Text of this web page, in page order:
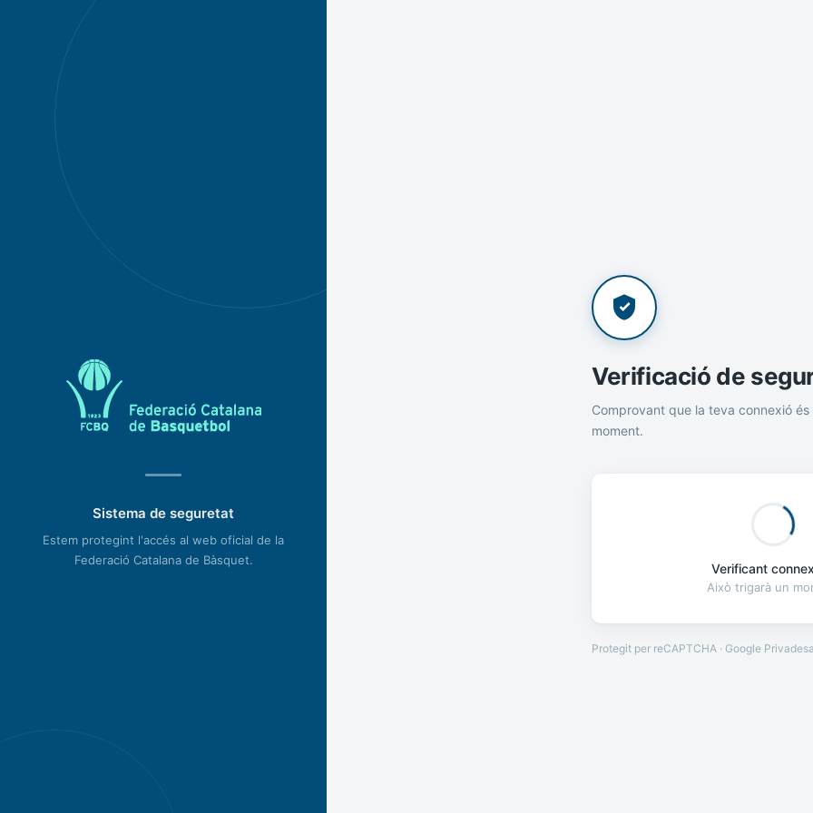
Sistema de seguretat
Estem protegint l'accés al web oficial de la
Federació Catalana de Bàsquet.
Verificació de
Comprovant que la teva connexió és
moment.
Verificant
Això trigarà un
Protegit per reCAPTCHA · Google Privadesa